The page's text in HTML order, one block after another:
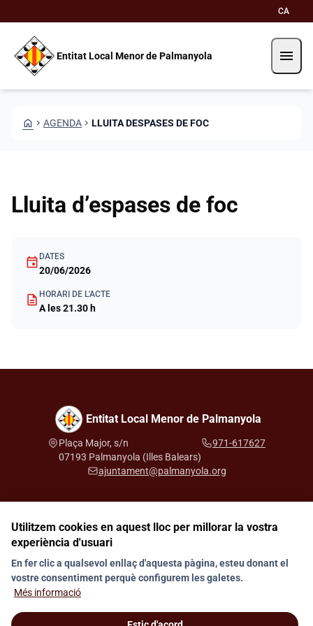
CA
Entitat Local Menor de Palmanyola menu
HOME CHEVRON_RIGHT AGENDA CHEVRON_RIGHT LLUITA DESPASES DE FOC
Lluita d’espases de foc
event DATES
20/06/2026
description HORARI DE L'ACTE
A les 21.30 h
Entitat Local Menor de Palmanyola
Plaça Major, s/n
07193 Palmanyola (Illes Balears)
971-617627
ajuntament@palmanyola.org
Segueix-nos a les xarxes socials
Protecció de dades Canal de denúncies
Utilitzem cookies en aquest lloc per millorar la vostra
experiència d'usuari
En fer clic a qualsevol enllaç d'aquesta pàgina, esteu donant el
vostre consentiment perquè configurem les galetes.
Més informació